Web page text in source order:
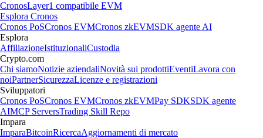
CronosLayer1 compatibile EVM
Esplora Cronos
Cronos PoSCronos EVMCronos zkEVMSDK agente AI
Esplora
AffiliazioneIstituzionaliCustodia
Crypto.com
Chi siamoNotizie aziendaliNovità sui prodottiEventiLavora con
noiPartnerSicurezzaLicenze e registrazioni
Sviluppatori
Cronos PoSCronos EVMCronos zkEVMPay SDKSDK agente
AIMCP ServersTrading Skill Repo
Impara
ImparaBitcoinRicercaAggiornamenti di mercato